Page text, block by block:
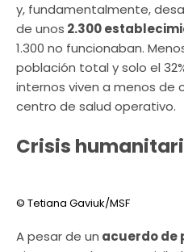
y, fundamentalmente,
de unos 2.300
1.300 no funcionaban.
población total y solo el
internos viven a menos de
centro de salud operativo.
Crisis
© Tetiana Gaviuk/MSF
A pesar de un acuerdo de